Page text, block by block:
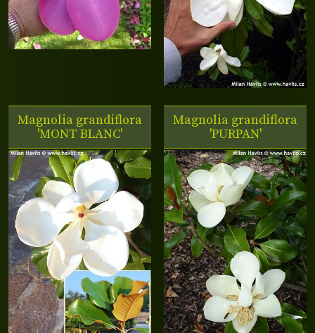
Magnolia grandiflora
'MONT BLANC'
Magnolia grandiflora
'PURPAN'